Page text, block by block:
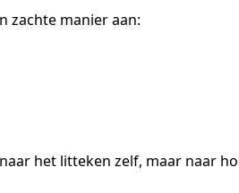
zachte manier aan:
het litteken zelf, maar naar